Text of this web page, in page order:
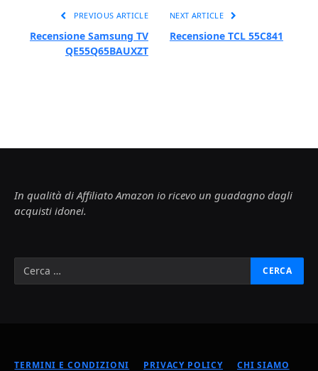
PREVIOUS ARTICLE
Recensione Samsung TV
QE55Q65BAUXZT
NEXT ARTICLE
Recensione TCL 55C841
In qualità di Affiliato Amazon io ricevo un guadagno dagli
acquisti idonei.
TERMINI E CONDIZIONI PRIVACY POLICY CHI SIAMO